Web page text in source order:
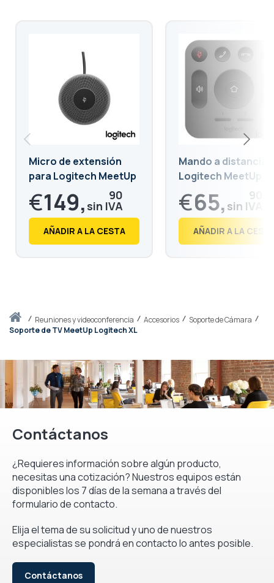
Inicioreuniones y videoconferencia Accesorios
Soporte de Cámara
Soporte de TV MeetUp Logitech XL
Micro de extensión
para Logitech MeetUp
€149, 90
€ 181,
AÑADIR A LA CESTA
Mando a distancia
Logitech MeetUp
€65, 90
€ 79,
AÑADIR A LA
Contáctanos
¿Requieres información sobre algún producto,
necesitas una cotización? Nuestros equipos están
disponibles los 7 días de la semana a través del
formulario de contacto.
Elija el tema de su solicitud y uno de nuestros
especialistas se pondrá en contacto lo antes posible.
Contáctanos